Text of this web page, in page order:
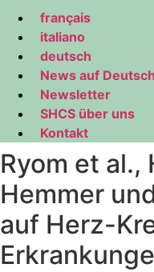
français
italiano
deutsch
News auf Deutsch
Newsletter
SHCS über uns
Kontakt
Ryom et al.,
Hemmer
auf Herz-